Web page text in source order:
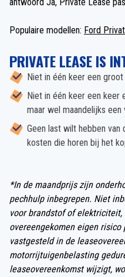
antwoord Ja, Private Lease
Populaire modellen: Ford
PRIVATE LEASE IS
Niet in één keer een
Niet in één keer een keer
maar wel maandelijks
Geen last wilt hebben
kosten die horen bij het
*In de maandprijs zijn
pechhulp inbegrepen. Niet
voor brandstof of
overeengekomen eigen risico
vastgesteld in de
motorrijtuigenbelasting
leaseovereenkomst wijzigt,